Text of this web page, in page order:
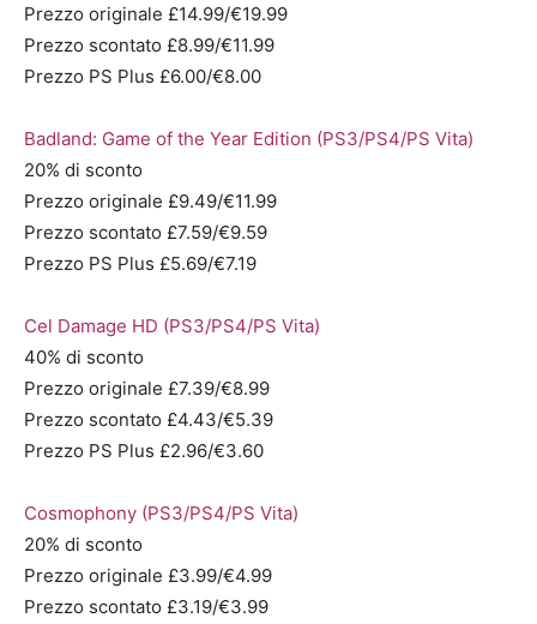
Prezzo originale £14.99/€19.99
Prezzo scontato £8.99/€11.99
Prezzo PS Plus £6.00/€8.00
Badland: Game of the Year Edition (PS3/PS4/PS Vita)
20% di sconto
Prezzo originale £9.49/€11.99
Prezzo scontato £7.59/€9.59
Prezzo PS Plus £5.69/€7.19
Cel Damage HD (PS3/PS4/PS Vita)
40% di sconto
Prezzo originale £7.39/€8.99
Prezzo scontato £4.43/€5.39
Prezzo PS Plus £2.96/€3.60
Cosmophony (PS3/PS4/PS Vita)
20% di sconto
Prezzo originale £3.99/€4.99
Prezzo scontato £3.19/€3.99